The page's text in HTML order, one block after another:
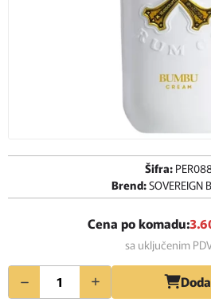
Šifra:
Brend:SOVEREIGN
Cena po komadu:
sa uključenim
Količina